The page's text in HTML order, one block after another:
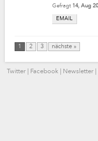
Gefragt 14, Aug
EMAIL
1 2 3 nächste »
Twitter Facebook Newsletter